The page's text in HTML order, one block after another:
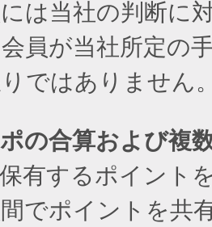
は当社の判断に
員が当社所定の
ではありません
の合算および複
有するポイント
でポイントを共